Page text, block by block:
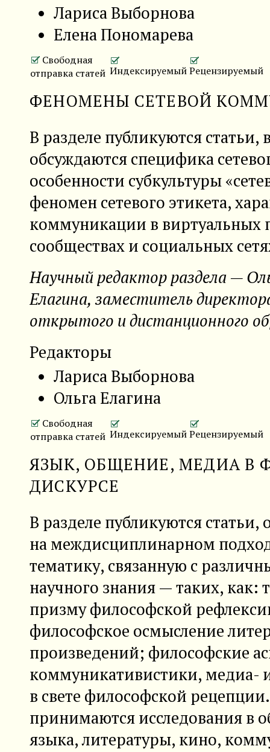
Лариса Выборнова
Елена Пономарева
Свободная
отправка статей ИндексируемыйРецензируемый
ФЕНОМЕНЫ СЕТЕВОЙ
В разделе публикуются статьи,
обсуждаются специфика
особенности субкультуры
феномен сетевого этикета,
коммуникации в виртуальных
сообществах и социальных
Научный редактор раздела —
Елагина, заместитель
открытого и дистанционного
Редакторы
Лариса Выборнова
Ольга Елагина
Свободная
отправка статей ИндексируемыйРецензируемый
ЯЗЫК, ОБЩЕНИЕ, МЕДИА В
ДИСКУРСЕ
В разделе публикуются статьи,
на междисциплинарном
тематику, связанную с
научного знания — таких, как:
призму философской
философское осмысление
произведений; философские
коммуникативистики, медиа-
в свете философской
принимаются исследования в
языка, литературы, кино,